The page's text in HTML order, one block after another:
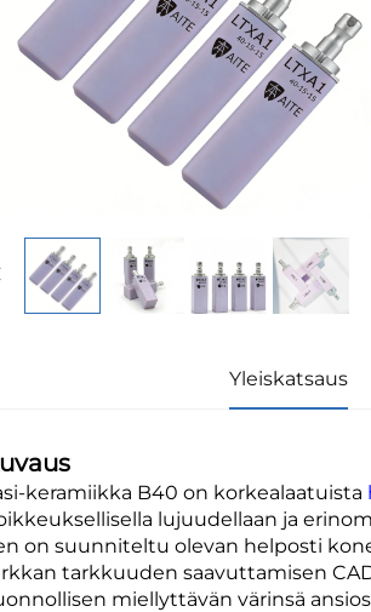
Yleiskatsaus
keramiikka B40 on korkealaatuista
lujuudellaan ja
on suunniteltu olevan helposti
tarkkuuden saavuttamisen
miellyttävän värinsä